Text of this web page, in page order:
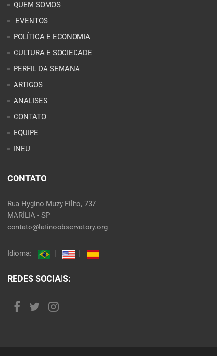
QUEM SOMOS
EVENTOS
POLÍTICA E ECONOMIA
CULTURA E SOCIEDADE
PERFIL DA SEMANA
ARTIGOS
ANÁLISES
CONTATO
EQUIPE
INEU
CONTATO
Rua Hygino Muzy Filho, 737
MARÍLIA - SP
contato@latinoobservatory.org
Idioma:
REDES SOCIAIS: